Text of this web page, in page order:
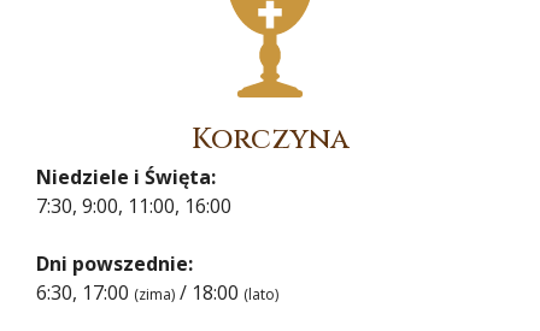
Korczyna
Niedziele i Święta:
7:30, 9:00, 11:00, 16:00
Dni powszednie:
6:30, 17:00 (zima) / 18:00 (lato)